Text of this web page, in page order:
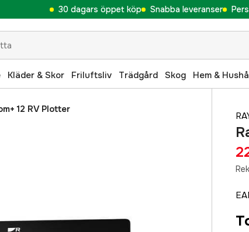
30 dagars öppet köp Snabba leveranser
Kläder & Skor Friluftsliv Trädgård Skog Hem &
12 RV Plotter